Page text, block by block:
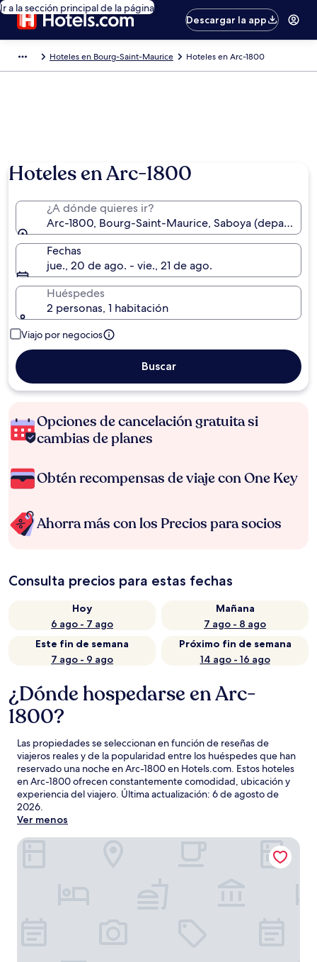
Ir a la sección principal de la página
Descargar la app
Hoteles en Bourg-Saint-Maurice Hoteles en Arc-1800
Hoteles en Arc-1800
¿A dónde quieres ir?
Arc-1800, Bourg-Saint-Maurice, Saboya
Fechas
jue., 20 de ago. - vie., 21 de ago.
Huéspedes
2 personas, 1 habitación
Viajo por negocios
Buscar
Opciones de cancelación gratuita si
cambias de planes
Obtén recompensas de viaje con One Key
Ahorra más con los Precios para socios
Consulta precios para estas fechas
Hoy
6 ago - 7 ago
Mañana
7 ago - 8 ago
Este fin de semana
7 ago - 9 ago
Próximo fin de semana
14 ago - 16 ago
¿Dónde hospedarse en Arc-
1800?
Las propiedades se seleccionan en función de reseñas de
viajeros reales y de la popularidad entre los huéspedes que han
reservado una noche en Arc-1800 en Hotels.com. Estos hoteles
en Arc-1800 ofrecen constantemente comodidad, ubicación y
experiencia del viajero. Última actualización: 6 de agosto de
2026.
Ver menos
Altezza Arc 1800 Hôtel & Spa